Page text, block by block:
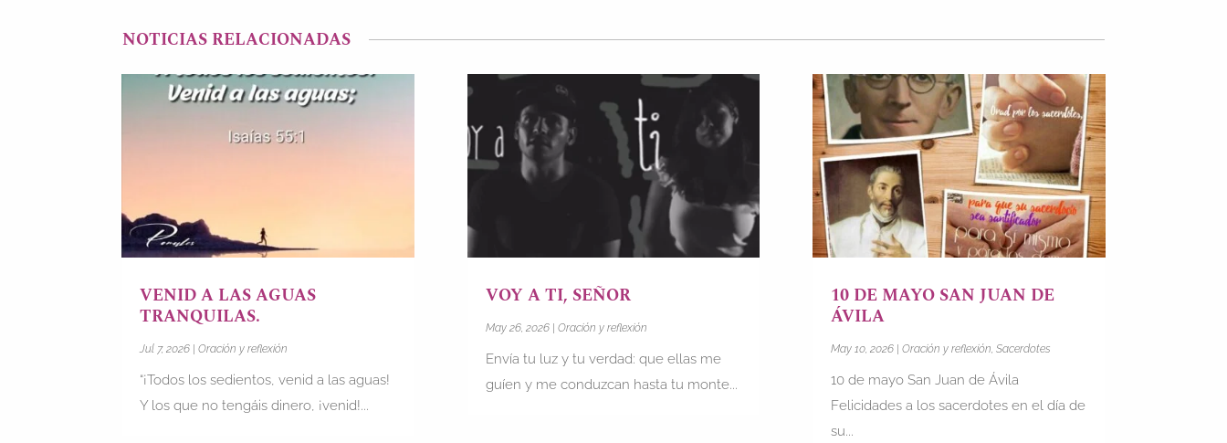
NOTICIAS RELACIONADAS
VENID A LAS AGUAS
TRANQUILAS.
Jul 7, 2026 |Oración y reflexión
“¡Todos los sedientos, venid a las aguas!
Y los que no tengáis dinero, ¡venid!...
VOY A TI, SEÑOR
May 26, 2026| Oración y reflexión
Envía tu luz y tu verdad: que ellas me
guíen y me conduzcan hasta tu monte...
10 DE MAYO SAN JUAN DE
ÁVILA
May 10, 2026| Oración y reflexión Sacerdotes
10 de mayo San Juan de Ávila
Felicidades a los sacerdotes en el día de
su...